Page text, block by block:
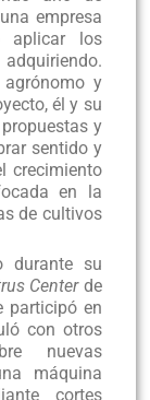
empresa
aplicar los
y
él y su
y
sentido y
crecimiento
en la
de cultivos
durante su
Centerde
participó en
con otros
nuevas
máquina
cortes